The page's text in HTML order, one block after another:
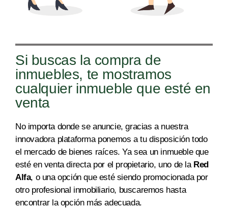
Si buscas la compra de
inmuebles, te mostramos
cualquier inmueble que esté en
venta
No importa donde se anuncie, gracias a nuestra
innovadora plataforma ponemos a tu disposición todo
el mercado de bienes raíces. Ya sea un inmueble que
esté en venta directa por el propietario, uno de la Red
Alfa, o una opción que esté siendo promocionada por
otro profesional inmobiliario, buscaremos hasta
encontrar la opción más adecuada.